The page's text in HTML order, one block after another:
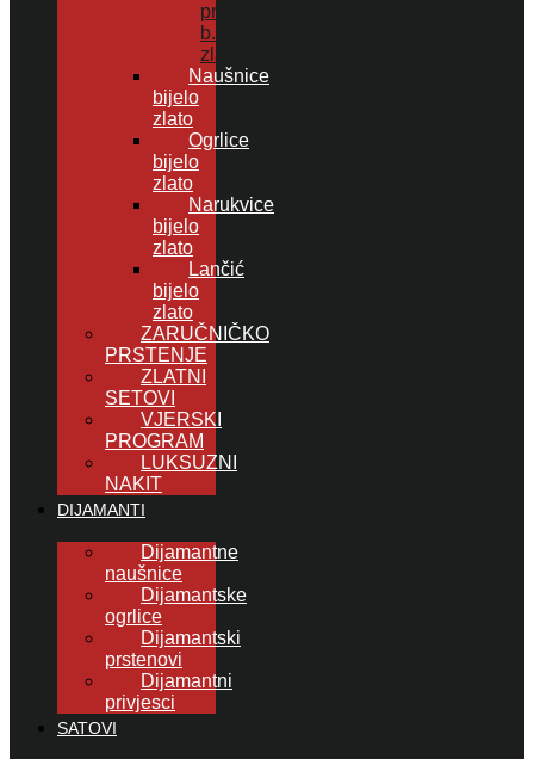
prsten
b.
zlato
Naušnice
bijelo
zlato
Ogrlice
bijelo
zlato
Narukvice
bijelo
zlato
Lančić
bijelo
zlato
ZARUČNIČKO
PRSTENJE
ZLATNI
SETOVI
VJERSKI
PROGRAM
LUKSUZNI
NAKIT
DIJAMANTI
Dijamantne
naušnice
Dijamantske
ogrlice
Dijamantski
prstenovi
Dijamantni
privjesci
SATOVI